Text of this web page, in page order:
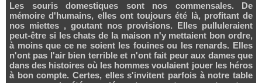
Les souris domestiques sont nos commensales. De
mémoire d'humains, elles ont toujours été là, profitant de
nos miettes , goutant nos provisions. Elles pulluleraient
peut-être si les chats de la maison n'y mettaient bon ordre,
à moins que ce ne soient les fouines ou les renards. Elles
n'ont pas l'air bien terrible et n'ont fait peur aux dames que
dans des histoires où les hommes voulaient jouer les héros
à bon compte. Certes, elles s'invitent parfois à notre table